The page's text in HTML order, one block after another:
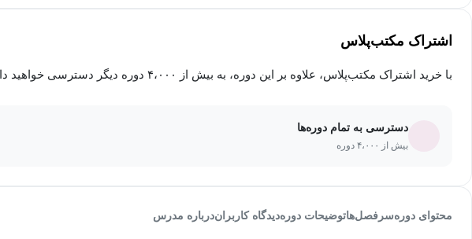
اشتراک مکتب‌پلاس
با خرید اشتراک مکتب‌پلاس، علاوه بر این دوره، به بیش از ۴،۰۰۰ دوره دیگر دسترسی خواهید داشت.
دسترسی به تمام دوره‌ها
بیش از ۴،۰۰۰ دوره
محتوای دورهسرفصل‌هاتوضیحات دورهدیدگاه کاربراندرباره مدرس